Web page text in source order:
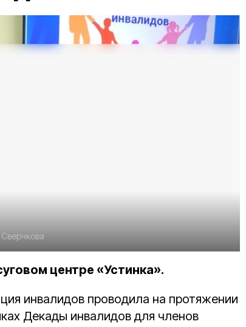
центре «Устинка».
инвалидов проводила на протяжении
Декады инвалидов для членов